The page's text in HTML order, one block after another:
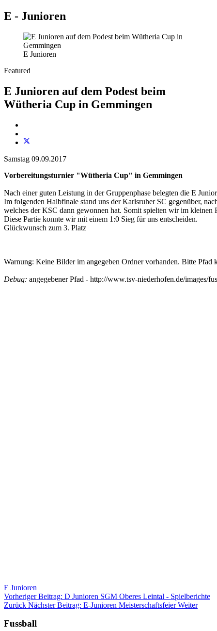
E - Junioren
E Junioren
Featured
E Junioren auf dem Podest beim
Wütheria Cup in Gemmingen
Samstag 09.09.2017
Vorbereitungsturnier "Wütheria Cup" in Gemmingen
Nach einer guten Leistung in der Gruppenphase belegten die E
Im folgenden Halbfinale stand uns der Karlsruher SC gegenüber,
welches der KSC dann gewonnen hat. Somit spielten wir im kleinen
Diese Partie konnte wir mit einem 1:0 Sieg für uns entscheiden.
Glückwunsch zum 3. Platz
Warnung: Keine Bilder im angegeben Ordner vorhanden. Bitte Pfad
Debug: angegebener Pfad - http://www.tsv-niederhofen.de/images/
E Junioren
Vorheriger Beitrag: D Junioren SGM Oberes Leintal - Spielberichte
Zurück Nächster Beitrag: E-Junioren MeisterschaftsfeierWeiter
Fussball